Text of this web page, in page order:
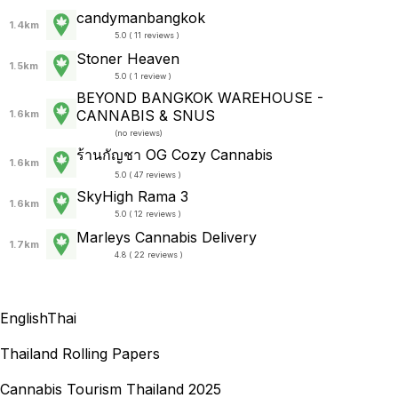
1.4km candymanbangkok
5.0 ( 11 reviews )
1.5km Stoner Heaven
5.0 ( 1 review )
1.6km
BEYOND BANGKOK WAREHOUSE -
CANNABIS & SNUS
(no reviews)
1.6km ร้านกัญชา OG Cozy Cannabis
5.0 ( 47 reviews )
1.6km SkyHigh Rama 3
5.0 ( 12 reviews )
1.7km Marleys Cannabis Delivery
4.8 ( 22 reviews )
EnglishThai
Thailand Rolling Papers
Cannabis Tourism Thailand 2025